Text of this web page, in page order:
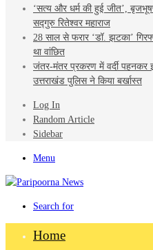
‘सत्य और धर्म की हुई जीत’,
सद्गुरु रितेश्वर महाराज
28 साल से फरार ‘डॉ. झटका’
था वांछित
जंतर-मंतर प्रकरण में वर्दी पहनकर
उत्तराखंड पुलिस ने किया बर्खास्त
Log In
Random Article
Sidebar
Menu
Search for
Home